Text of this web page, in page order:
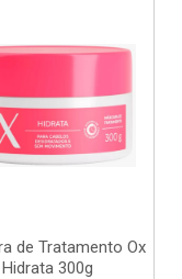
de Tratamento Ox
Hidrata 300g